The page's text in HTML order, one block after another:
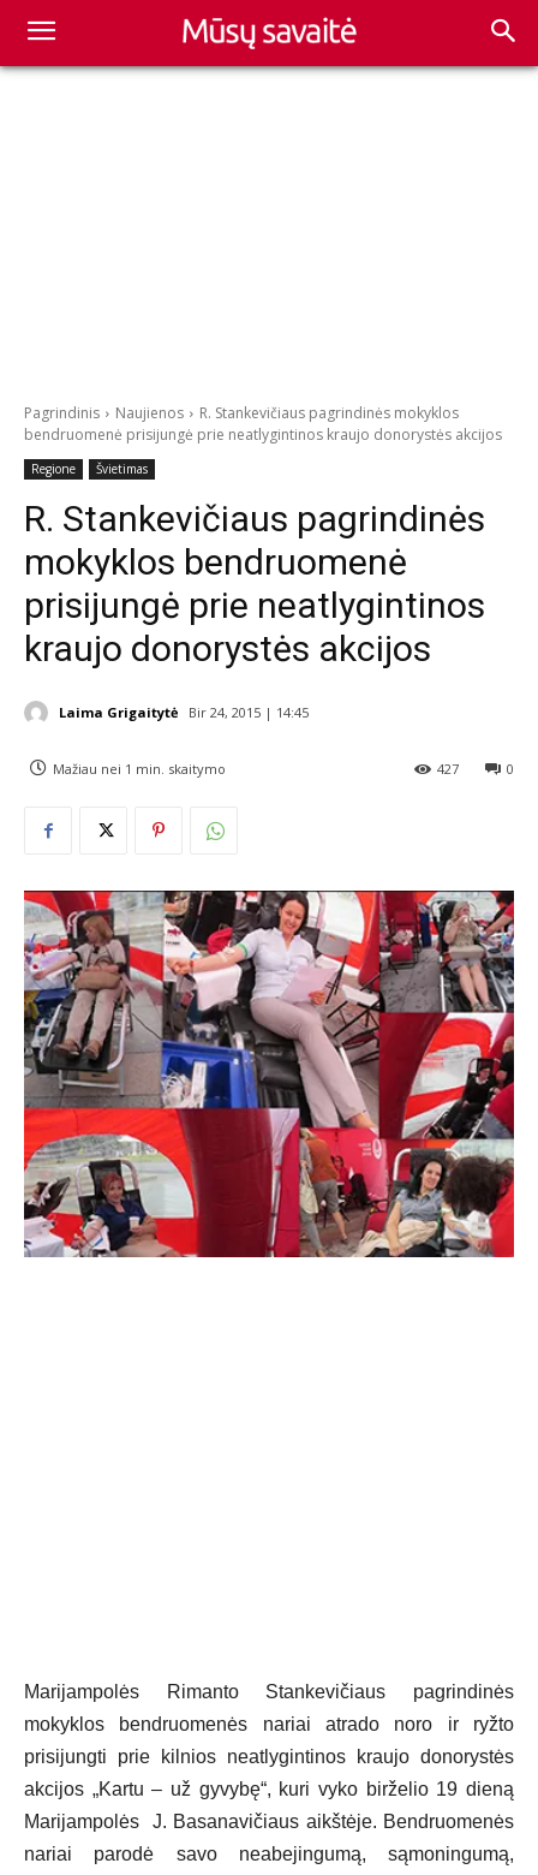
Pagrindinis Naujienos
R. Stankevičiaus pagrindinės mokyklos
bendruomenė prisijungė prie neatlygintinos kraujo donorystės akcijos
Regione Švietimas
R. Stankevičiaus pagrindinės
mokyklos bendruomenė
prisijungė prie neatlygintinos
kraujo donorystės akcijos
Laima Grigaitytė Bir 24, 2015 | 14:45
Mažiau nei 1 min. skaitymo 0
427
Marijampolės Rimanto Stankevičiaus pagrindinės
mokyklos bendruomenės nariai atrado noro ir ryžto
prisijungti prie kilnios neatlygintinos kraujo donorystės
akcijos „Kartu – už gyvybę“, kuri vyko birželio 19 dieną
Marijampolės J. Basanavičiaus aikštėje. Bendruomenės
nariai parodė savo neabejingumą, sąmoningumą,